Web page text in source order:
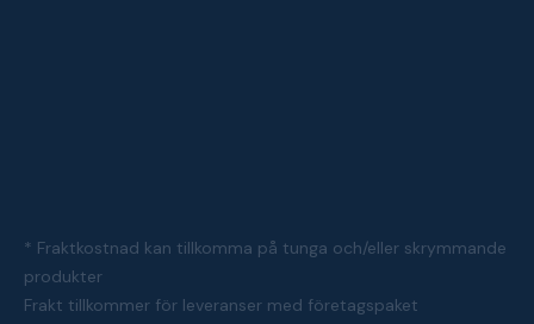
* Fraktkostnad kan tillkomma på tunga och/eller skrymmande
produkter
Frakt tillkommer för leveranser med företagspaket